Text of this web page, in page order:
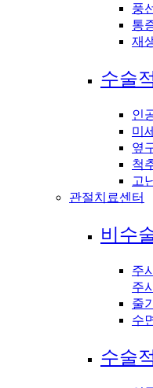
풍
통
재
수술
인
미
옆
척
고
관절치료센터
비수
주
주
줄
수
수술